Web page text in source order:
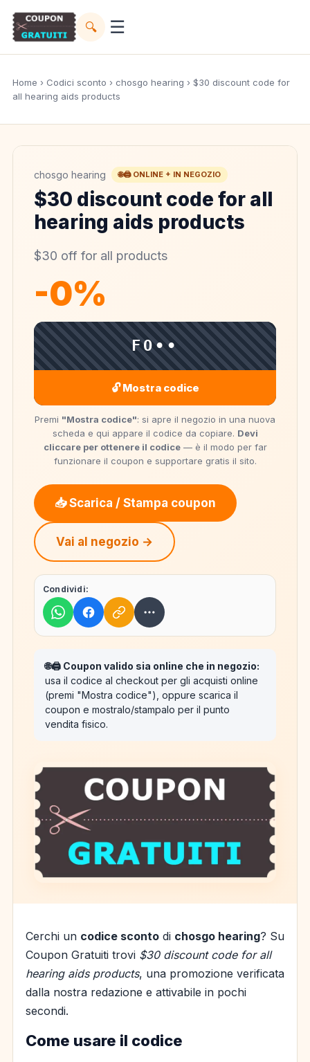
🔍 ☰
Home › Codici sconto › chosgo hearing › $30 discount code for
all hearing aids products
chosgo hearing 🌐🖨️ ONLINE + IN NEGOZIO
$30 discount code for all
hearing aids products
$30 off for all products
-0%
FO••
🔓 Mostra codice
Premi "Mostra codice": si apre il negozio in una nuova
scheda e qui appare il codice da copiare. Devi
cliccare per ottenere il codice— è il modo per far
funzionare il coupon e supportare gratis il sito.
📥 Scarica / Stampa coupon
Vai al negozio →
Condividi:
🌐🖨️ Coupon valido sia online che in negozio:
usa il codice al checkout per gli acquisti online
(premi "Mostra codice"), oppure scarica il
coupon e mostralo/stampalo per il punto
vendita fisico.
Cerchi un codice sconto di chosgo hearing? Su
Coupon Gratuiti trovi $30 discount code for all
hearing aids products, una promozione verificata
dalla nostra redazione e attivabile in pochi
secondi.
Come usare il codice